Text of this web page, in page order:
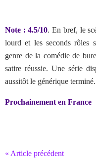
Note : 4.5/10.En bref, le
lourd et les seconds rôles
genre de la comédie de
satire réussie. Une série
aussitôt le générique terminé.
Prochainement en France
« Article précédent